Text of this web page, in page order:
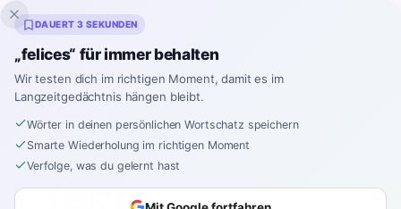
Inklingo
Startseite›Spanisch› Wörterbuch ›felices
felices
DAUERT 3 SEKUNDEN
„felices“ für immer behalten
Wir testen dich im richtigen Moment, damit es im
Langzeitgedächtnis hängen bleibt.
Wörter in deinen persönlichen Wortschatz speichern
Smarte Wiederholung im richtigen Moment
Verfolge, was du gelernt hast